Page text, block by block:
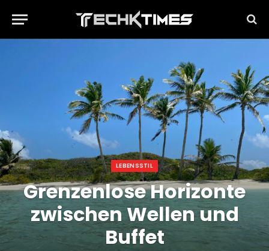
LEBENSSTIL
Grenzenlose Horizonte
zwischen Wellen und
Buffet